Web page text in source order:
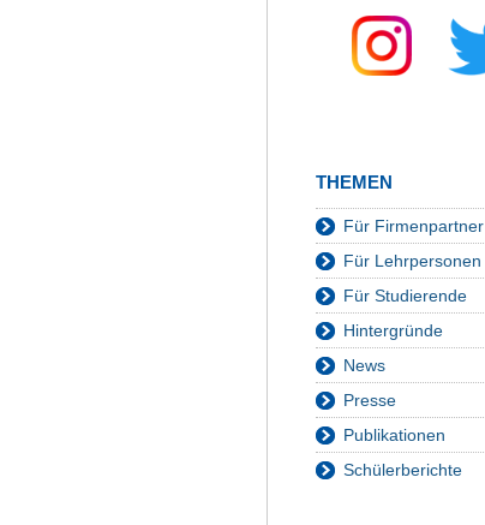
THEMEN
Für Firmenpartner
Für Lehrpersonen
Für Studierende
Hintergründe
News
Presse
Publikationen
Schülerberichte